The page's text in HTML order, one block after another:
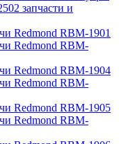
запчасти и
Redmond RBM-1901
Redmond RBM-
Redmond RBM-1904
Redmond RBM-
Redmond RBM-1905
Redmond RBM-